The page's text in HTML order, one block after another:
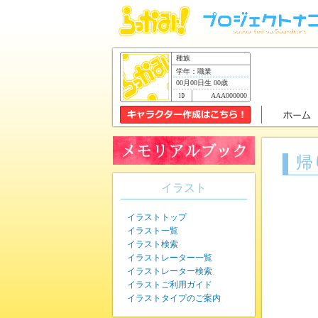
種族
学年：職業
00月00日生 00歳
AAA000000
帰
イラスト
イラストトップ
イラスト一覧
イラスト検索
イラストレーター一覧
イラストレーター検索
イラストご利用ガイド
イラストタイプのご案内